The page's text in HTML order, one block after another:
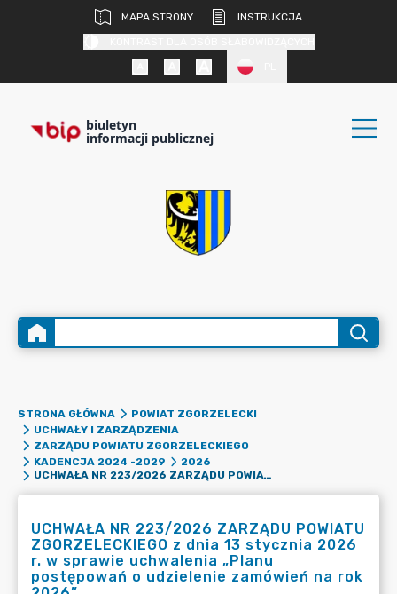
MAPA STRONY
INSTRUKCJA
biuletyn
informacji publicznej
STRONA GŁÓWNA
POWIAT ZGORZELECKI
UCHWAŁY I ZARZĄDZENIA
ZARZĄDU POWIATU ZGORZELECKIEGO
KADENCJA 2024 -2029
2026
UCHWAŁA NR 223/2026 ZARZĄDU POWIATU ZGORZELECKIEGO Z DNIA 13 STYCZNIA 2026 R. W SPRAWIE UCHWALENIA „PLANU POSTĘPOWAŃ O UDZIELENIE ZAMÓWIEŃ NA ROK 2026”
UCHWAŁA NR 223/2026 ZARZĄDU POWIATU
ZGORZELECKIEGO z dnia 13 stycznia 2026
r. w sprawie uchwalenia „Planu
postępowań o udzielenie zamówień na rok